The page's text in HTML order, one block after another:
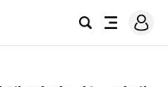
검
전
로
그